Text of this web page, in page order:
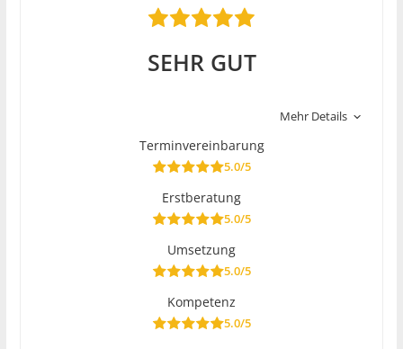
SEHR GUT
Mehr Details
Terminvereinbarung
5.0/5
Erstberatung
5.0/5
Umsetzung
5.0/5
Kompetenz
5.0/5